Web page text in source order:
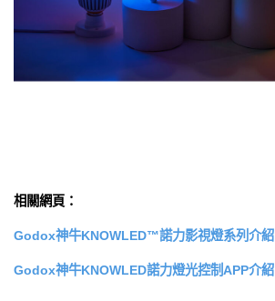
相關網頁：
Godox神牛KNOWLED™諾力影視燈系列介紹
Godox神牛KNOWLED諾力燈光控制APP介紹